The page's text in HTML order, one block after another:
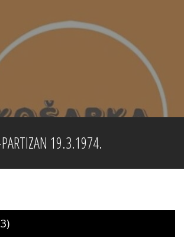
19.3.1974.